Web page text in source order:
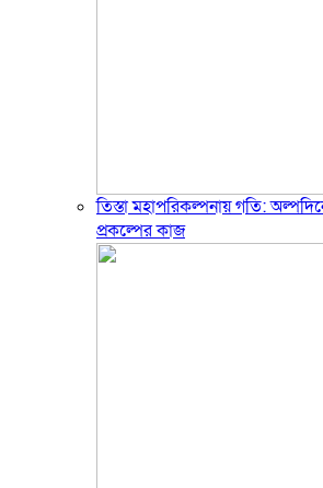
তিস্তা মহাপরিকল্পনায় গতি:
প্রকল্পের কাজ